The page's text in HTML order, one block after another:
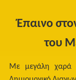
Έπαινο
του
Με μεγάλη χαρά